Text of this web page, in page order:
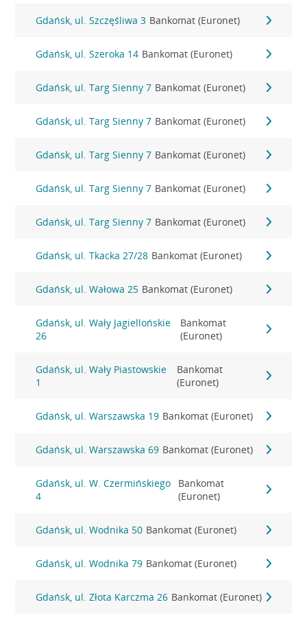
Gdańsk, ul. Szczęśliwa 3 Bankomat (Euronet)
Gdańsk, ul. Szeroka 14 Bankomat (Euronet)
Gdańsk, ul. Targ Sienny 7 Bankomat (Euronet)
Gdańsk, ul. Targ Sienny 7 Bankomat (Euronet)
Gdańsk, ul. Targ Sienny 7 Bankomat (Euronet)
Gdańsk, ul. Targ Sienny 7 Bankomat (Euronet)
Gdańsk, ul. Targ Sienny 7 Bankomat (Euronet)
Gdańsk, ul. Tkacka 27/28 Bankomat (Euronet)
Gdańsk, ul. Wałowa 25 Bankomat (Euronet)
Gdańsk, ul. Wały Jagiellońskie
26
Bankomat
(Euronet)
Gdańsk, ul. Wały Piastowskie
1
Bankomat
(Euronet)
Gdańsk, ul. Warszawska 19 Bankomat (Euronet)
Gdańsk, ul. Warszawska 69 Bankomat (Euronet)
Gdańsk, ul. W. Czermińskiego
4
Bankomat
(Euronet)
Gdańsk, ul. Wodnika 50 Bankomat (Euronet)
Gdańsk, ul. Wodnika 79 Bankomat (Euronet)
Gdańsk, ul. Złota Karczma 26 Bankomat (Euronet)